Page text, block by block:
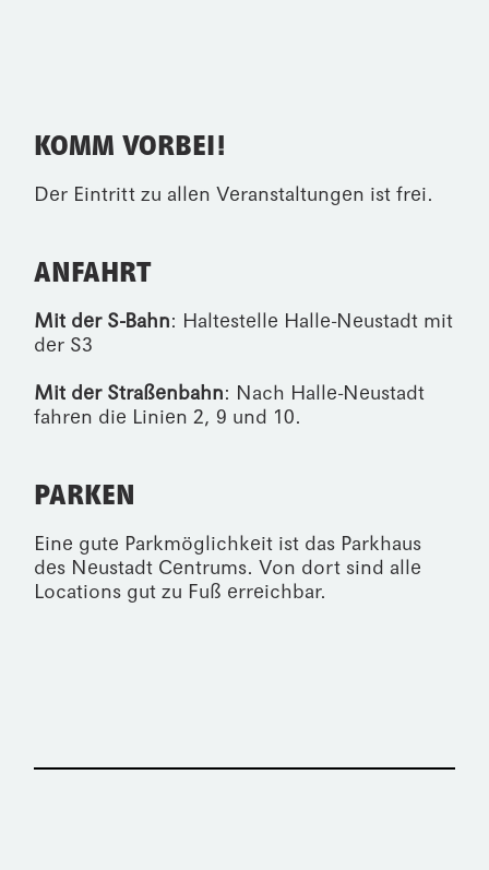
KOMM VORBEI!
Der Eintritt zu allen Veranstaltungen ist frei.
ANFAHRT
Mit der S-Bahn: Haltestelle Halle-Neustadt mit
der S3
Mit der Straßenbahn: Nach Halle-Neustadt
fahren die Linien 2, 9 und 10.
PARKEN
Eine gute Parkmöglichkeit ist das Parkhaus
des Neustadt Centrums. Von dort sind alle
Locations gut zu Fuß erreichbar.